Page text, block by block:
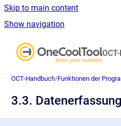
Skip to main content
Show navigation
OCT-Handbuch/Funktionen der
3.3. Datenerfassung